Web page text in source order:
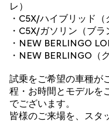
レ）
・C5X/ハイブリッド（
・C5X/ガソリン（ブラ
・NEW BERLINGO
・NEW BERLINGO（
試乗をご希望の車種が
程・お時間とモデルを
でございます。
皆様のご来場を、スタ